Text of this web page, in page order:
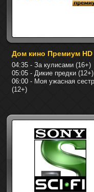
Дом кино Премиум HD
04:35 - За кулисами (16+)
05:05 - Дикие предки (12+)
06:00 - Моя ужасная
(12+)